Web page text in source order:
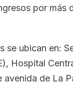
por más
se ubican en:
Hospital
avenida de La